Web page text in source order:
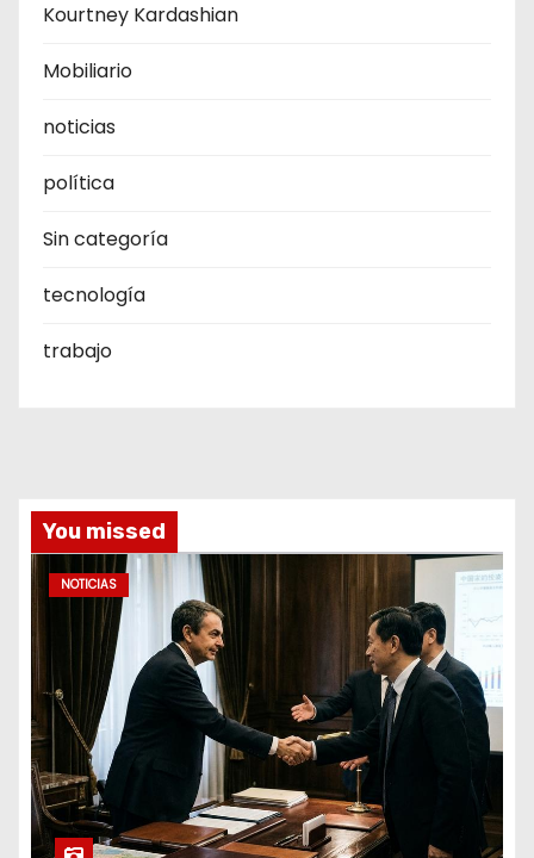
Kourtney Kardashian
Mobiliario
noticias
política
Sin categoría
tecnología
trabajo
You missed
NOTICIAS